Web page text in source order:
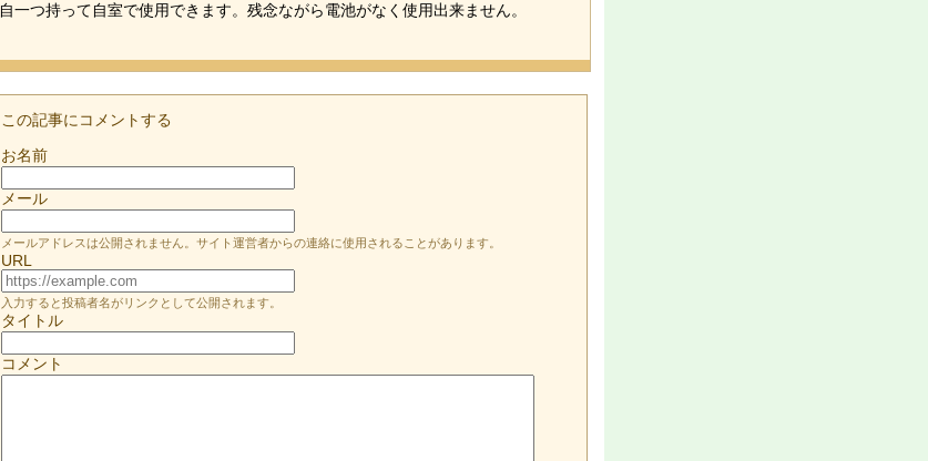
自一つ持って自室で使用できます。残念ながら電池がなく使用出来ません。
この記事にコメントする
お名前
メール
メールアドレスは公開されません。サイト運営者からの連絡に使用されることがあります。
URL
入力すると投稿者名がリンクとして公開されます。
タイトル
コメント